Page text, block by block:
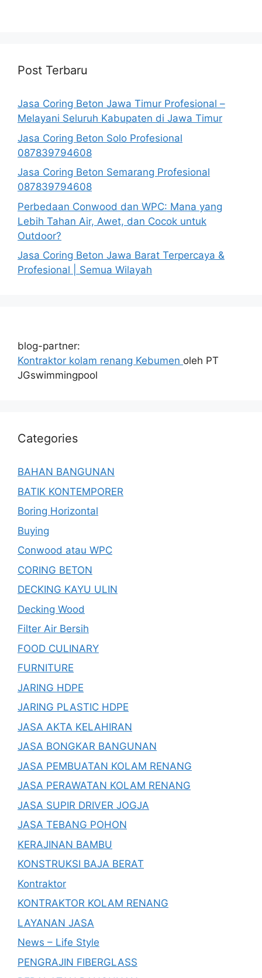
Post Terbaru
Jasa Coring Beton Jawa Timur Profesional –
Melayani Seluruh Kabupaten di Jawa Timur
Jasa Coring Beton Solo Profesional
087839794608
Jasa Coring Beton Semarang Profesional
087839794608
Perbedaan Conwood dan WPC: Mana yang
Lebih Tahan Air, Awet, dan Cocok untuk
Outdoor?
Jasa Coring Beton Jawa Barat Terpercaya &
Profesional | Semua Wilayah
blog-partner:
Kontraktor kolam renang Kebumen oleh PT
JGswimmingpool
Categories
BAHAN BANGUNAN
BATIK KONTEMPORER
Boring Horizontal
Buying
Conwood atau WPC
CORING BETON
DECKING KAYU ULIN
Decking Wood
Filter Air Bersih
FOOD CULINARY
FURNITURE
JARING HDPE
JARING PLASTIC HDPE
JASA AKTA KELAHIRAN
JASA BONGKAR BANGUNAN
JASA PEMBUATAN KOLAM RENANG
JASA PERAWATAN KOLAM RENANG
JASA SUPIR DRIVER JOGJA
JASA TEBANG POHON
KERAJINAN BAMBU
KONSTRUKSI BAJA BERAT
Kontraktor
KONTRAKTOR KOLAM RENANG
LAYANAN JASA
News – Life Style
PENGRAJIN FIBERGLASS